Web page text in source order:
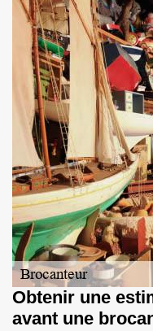
Obtenir une
avant une